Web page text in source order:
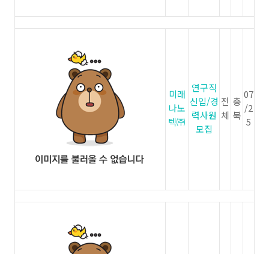
미래
나노
텍㈜
연구직
신입/경
력사원
모집
전
체
충
북
07
/2
5